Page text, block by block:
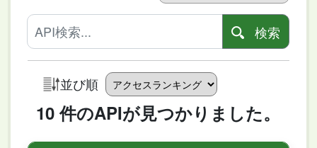
検索
並び順
10 件のAPIが見つかりました。